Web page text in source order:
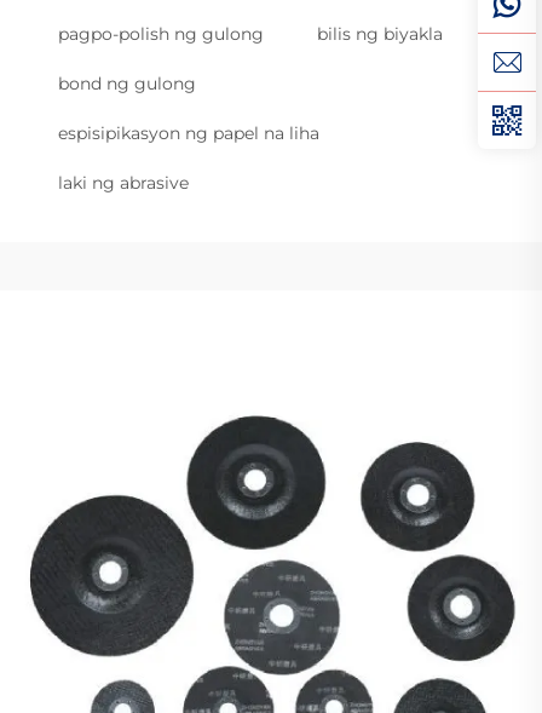
pagpo-polish ng gulong bilis ng biyakla
bond ng gulong
espisipikasyon ng papel na liha
laki ng abrasive